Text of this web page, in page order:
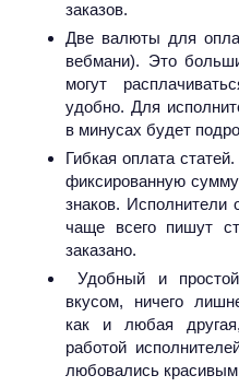
заказов.
Две валюты для
вебмани). Это
могут
удобно. Для
в минусах будет
Гибкая оплата
фиксированную
знаков. Исполнители
чаще всего пишут
заказано.
Удобный и
вкусом, ничего
как и любая
работой
любовались